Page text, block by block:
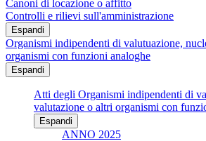
Canoni di locazione o affitto
Controlli e rilievi sull'amministrazione
Espandi
Organismi indipendenti di valutuazione,
organismi con funzioni analoghe
Espandi
Atti degli Organismi indipendenti di
valutazione o altri organismi con
Espandi
ANNO 2025